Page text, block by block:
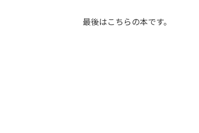
最後はこちらの本です。